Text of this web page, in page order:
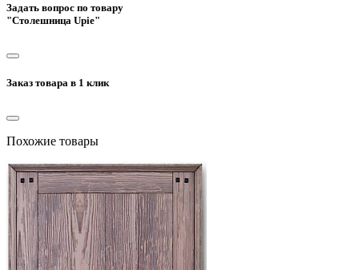
Задать вопрос по товару
"Столешница Upie"
Заказ товара в 1 клик
Похожие товары